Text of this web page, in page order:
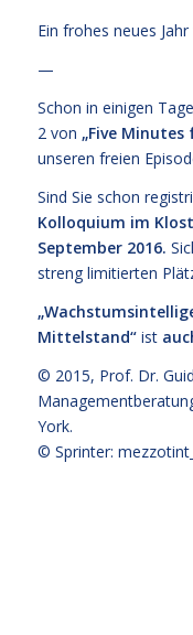
Ein frohes neues
—
Schon in einigen
2 von „Five Minutes
unseren freien
Sind Sie schon
Kolloquium im
September 2016.
streng limitierten
Mittelstand“ist
© 2015, Prof. Dr.
York.
© Sprinter: